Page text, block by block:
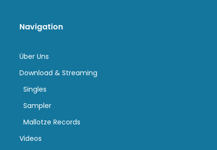
Navigation
Über Uns
Download & Streaming
Singles
Sampler
Mallotze Records
Videos